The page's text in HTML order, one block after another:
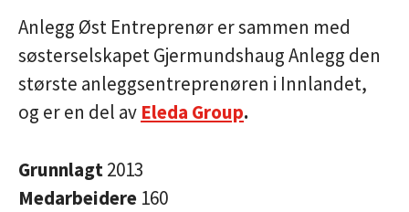
Anlegg Øst Entreprenør er sammen med
søsterselskapet Gjermundshaug Anlegg den
største anleggsentreprenøren i Innlandet,
og er en del av Eleda Group.
Grunnlagt2013
Medarbeidere 160